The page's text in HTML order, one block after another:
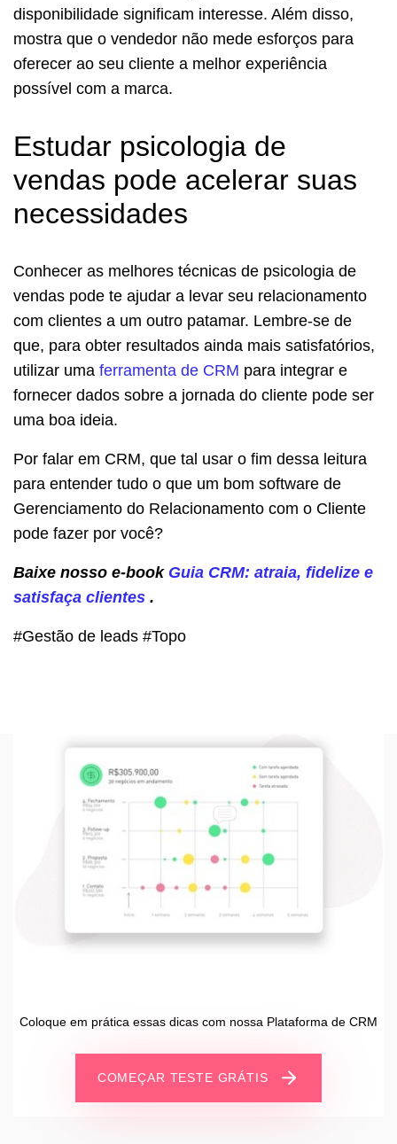
disponibilidade significam interesse. Além disso,
mostra que o vendedor não mede esforços para
oferecer ao seu cliente a melhor experiência
possível com a marca.
Estudar psicologia de
vendas pode acelerar suas
necessidades
Conhecer as melhores técnicas de psicologia de
vendas pode te ajudar a levar seu relacionamento
com clientes a um outro patamar. Lembre-se de
que, para obter resultados ainda mais satisfatórios,
utilizar uma ferramenta de CRM para integrar e
fornecer dados sobre a jornada do cliente pode ser
uma boa ideia.
Por falar em CRM, que tal usar o fim dessa leitura
para entender tudo o que um bom software de
Gerenciamento do Relacionamento com o Cliente
pode fazer por você?
Baixe nosso e-book Guia CRM: atraia, fidelize e
satisfaça clientes .
#Gestão de leads #Topo
Coloque em prática essas dicas com nossa Plataforma de CRM
COMEÇAR TESTE GRÁTIS